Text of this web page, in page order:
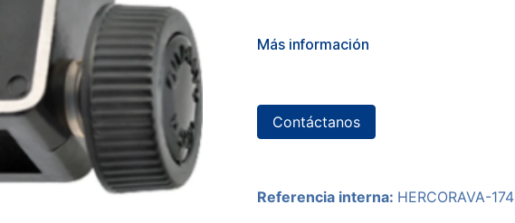
Más información
Contáctanos
Referencia interna: HERCORAVA-174